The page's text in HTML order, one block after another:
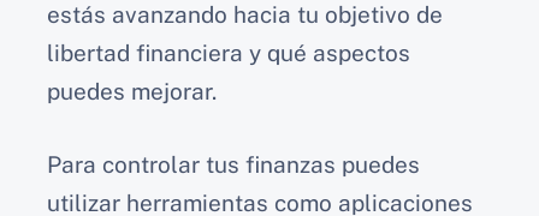
estás avanzando hacia tu objetivo de
libertad financiera y qué aspectos
puedes mejorar.
Para controlar tus finanzas puedes
utilizar herramientas como aplicaciones